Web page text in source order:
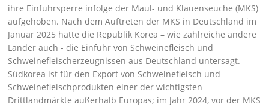
ihre Einfuhrsperre infolge der Maul- und Klauenseuche (MKS)
aufgehoben. Nach dem Auftreten der MKS in Deutschland im
Januar 2025 hatte die Republik Korea – wie zahlreiche andere
Länder auch - die Einfuhr von Schweinefleisch und
Schweinefleischerzeugnissen aus Deutschland untersagt.
Südkorea ist für den Export von Schweinefleisch und
Schweinefleischprodukten einer der wichtigsten
Drittlandmärkte außerhalb Europas; im Jahr 2024, vor der MKS